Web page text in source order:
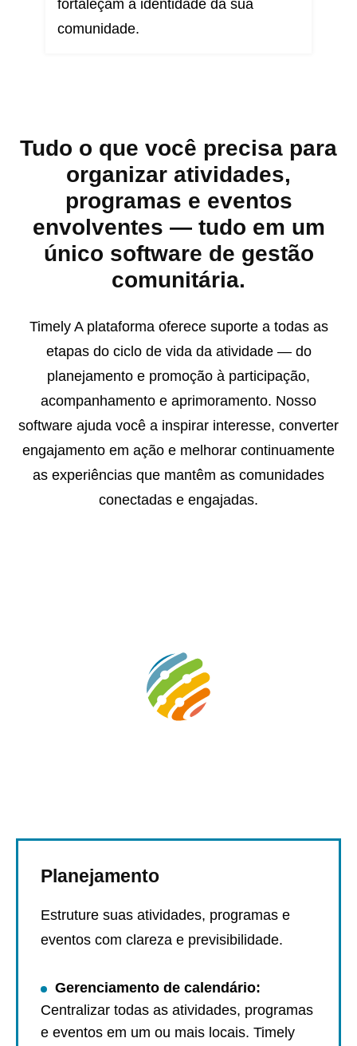
fortaleçam a identidade da sua
comunidade.
Tudo o que você precisa para
organizar atividades,
programas e eventos
envolventes — tudo em um
único software de gestão
comunitária.
Timely A plataforma oferece suporte a todas as
etapas do ciclo de vida da atividade — do
planejamento e promoção à participação,
acompanhamento e aprimoramento. Nosso
software ajuda você a inspirar interesse, converter
engajamento em ação e melhorar continuamente
as experiências que mantêm as comunidades
conectadas e engajadas.
Planejamento
Estruture suas atividades, programas e
eventos com clareza e previsibilidade.
Gerenciamento de calendário:
Centralizar todas as atividades, programas
e eventos em um ou mais locais. Timely
Marca e Design:
Página de atividades:
Inscrições e ingressos:
Atualizações em tempo real:
Gestão de Contatos:
Análises de desempenho do site: